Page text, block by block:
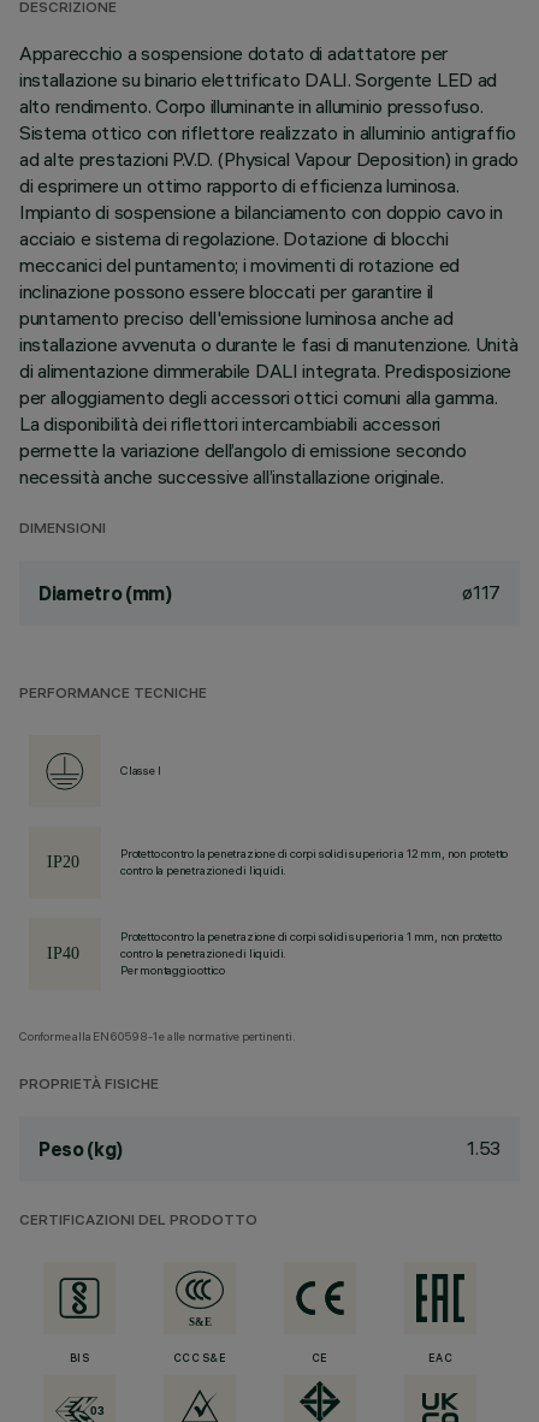
DESCRIZIONE
Apparecchio a sospensione dotato di adattatore per
installazione su binario elettrificato DALI. Sorgente LED ad
alto rendimento. Corpo illuminante in alluminio pressofuso.
Sistema ottico con riflettore realizzato in alluminio antigraffio
ad alte prestazioni P.V.D. (Physical Vapour Deposition) in grado
di esprimere un ottimo rapporto di efficienza luminosa.
Impianto di sospensione a bilanciamento con doppio cavo in
acciaio e sistema di regolazione. Dotazione di blocchi
meccanici del puntamento; i movimenti di rotazione ed
inclinazione possono essere bloccati per garantire il
puntamento preciso dell'emissione luminosa anche ad
installazione avvenuta o durante le fasi di manutenzione. Unità
di alimentazione dimmerabile DALI integrata. Predisposizione
per alloggiamento degli accessori ottici comuni alla gamma.
La disponibilità dei riflettori intercambiabili accessori
permette la variazione dell’angolo di emissione secondo
necessità anche successive all’installazione originale.
DIMENSIONI
Diametro (mm) ø117
PERFORMANCE TECNICHE
Classe I
Protetto contro la penetrazione di corpi solidi superiori a 12 mm, non protetto
contro la penetrazione di liquidi.
Protetto contro la penetrazione di corpi solidi superiori a 1 mm, non protetto
contro la penetrazione di liquidi.
Per montaggio ottico
Conforme alla EN60598-1 e alle normative pertinenti.
PROPRIETÀ FISICHE
Peso (kg) 1.53
CERTIFICAZIONI DEL PRODOTTO
BIS CCC S&E CE EAC